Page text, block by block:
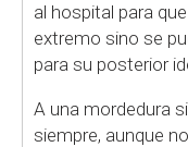
al hospital para
extremo sino se
para su posterior
A una mordedura
siempre, aunque